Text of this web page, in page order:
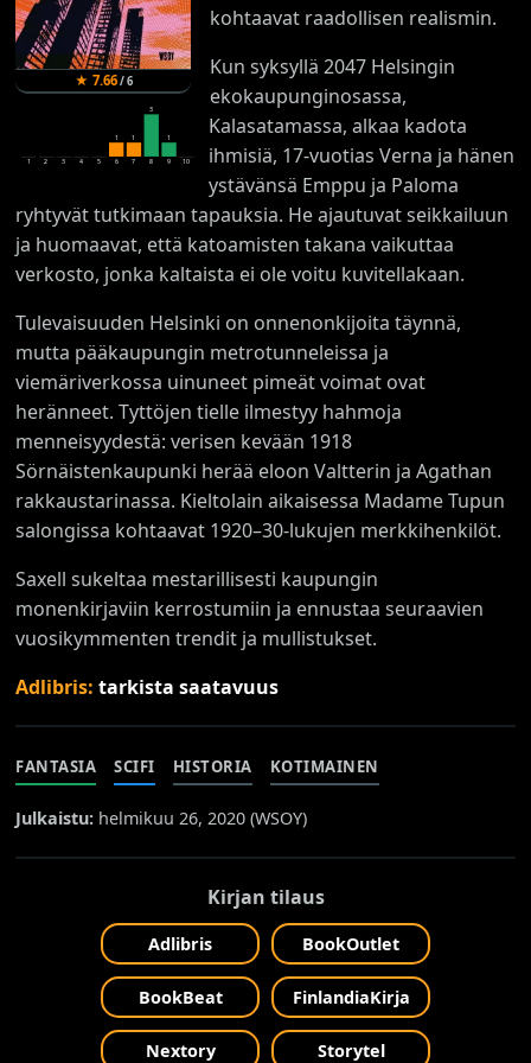
★ 7.66/6
1 2 3 4 5
1
6
1
7
3
8
1
9 10
kohtaavat raadollisen realismin.
Kun syksyllä 2047 Helsingin
ekokaupunginosassa,
Kalasatamassa, alkaa kadota
ihmisiä, 17-vuotias Verna ja hänen
ystävänsä Emppu ja Paloma
ryhtyvät tutkimaan tapauksia. He ajautuvat seikkailuun
ja huomaavat, että katoamisten takana vaikuttaa
verkosto, jonka kaltaista ei ole voitu kuvitellakaan.
Tulevaisuuden Helsinki on onnenonkijoita täynnä,
mutta pääkaupungin metrotunneleissa ja
viemäriverkossa uinuneet pimeät voimat ovat
heränneet. Tyttöjen tielle ilmestyy hahmoja
menneisyydestä: verisen kevään 1918
Sörnäistenkaupunki herää eloon Valtterin ja Agathan
rakkaustarinassa. Kieltolain aikaisessa Madame Tupun
salongissa kohtaavat 1920–30-lukujen merkkihenkilöt.
Saxell sukeltaa mestarillisesti kaupungin
monenkirjaviin kerrostumiin ja ennustaa seuraavien
vuosikymmenten trendit ja mullistukset.
Adlibris:tarkista saatavuus
FANTASIA SCIFI HISTORIA KOTIMAINEN
Julkaistu: helmikuu 26, 2020 (WSOY)
Kirjan tilaus
Adlibris BookOutlet
BookBeat FinlandiaKirja
Nextory Storytel